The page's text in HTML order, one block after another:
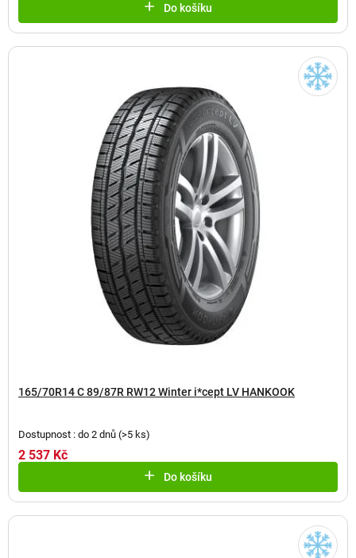
Do košíku
165/70R14 C 89/87R RW12 Winter i*cept LV HANKOOK
Dostupnost : do 2 dnů (>5 ks)
2 537 Kč
Do košíku